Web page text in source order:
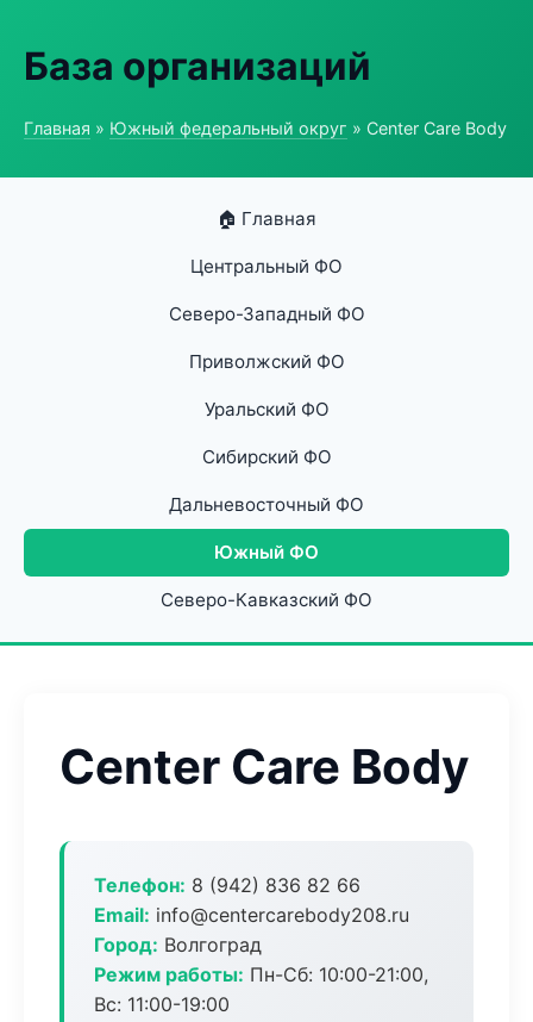
База организаций
Главная » Южный федеральный округ » Center Care Body
🏠 Главная
Центральный ФО
Северо-Западный ФО
Приволжский ФО
Уральский ФО
Сибирский ФО
Дальневосточный ФО
Южный ФО
Северо-Кавказский ФО
Center Care Body
Телефон: 8 (942) 836 82 66
Email: info@centercarebody208.ru
Город: Волгоград
Режим работы: Пн-Сб: 10:00-21:00,
Вс: 11:00-19:00